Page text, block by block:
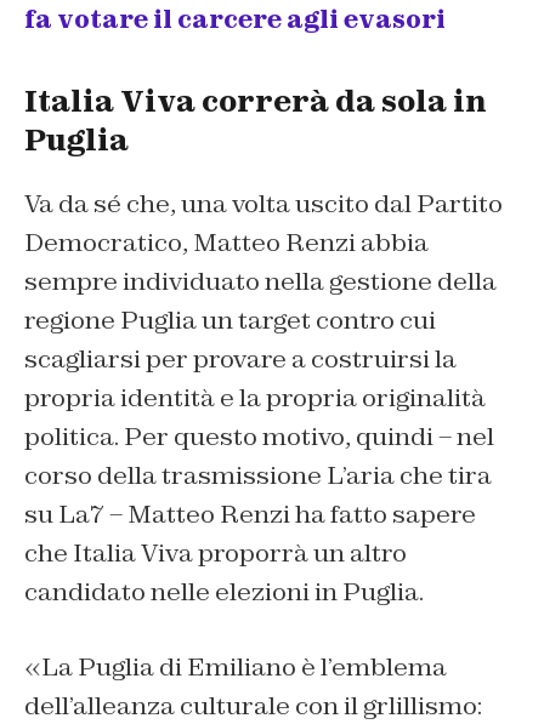
fa votare il carcere agli evasori
Italia Viva correrà da sola in
Puglia
Va da sé che, una volta uscito dal Partito
Democratico, Matteo Renzi abbia
sempre individuato nella gestione della
regione Puglia un target contro cui
scagliarsi per provare a costruirsi la
propria identità e la propria originalità
politica. Per questo motivo, quindi – nel
corso della trasmissione L’aria che tira
su La7 – Matteo Renzi ha fatto sapere
che Italia Viva proporrà un altro
candidato nelle elezioni in Puglia.
«La Puglia di Emiliano è l’emblema
dell’alleanza culturale con il grlillismo: